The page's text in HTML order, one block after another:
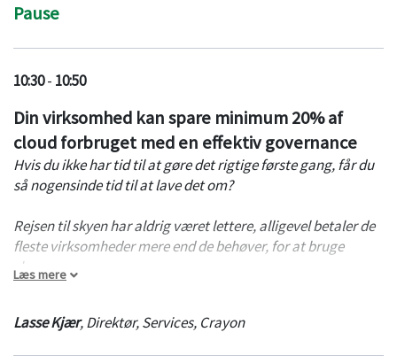
Pause
10:30- 10:50
Din virksomhed kan spare minimum 20% af
cloud forbruget med en effektiv governance
Hvis du ikke har tid til at gøre det rigtige første gang, får du
så nogensinde tid til at lave det om?
Rejsen til skyen har aldrig været lettere, alligevel betaler de
fleste virksomheder mere end de behøver, for at bruge
skyen.
solid cloud governance struktur og sikrer at der er taget
Læs mere
Lasse Kjær,Direktør, Services, Crayon